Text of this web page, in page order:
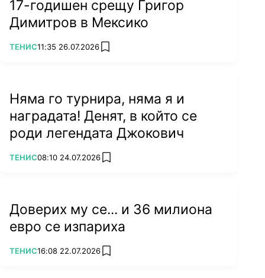
17-годишен срещу Григор
Димитров в Мексико
ПОВЕЧЕ ОТ
ТЕНИС11:35 26.07.2026 add favorites
Няма го турнира, няма я и
наградата! Денят, в който се
роди легендата Джокович
ПОВЕЧЕ ОТ
ТЕНИС08:10 24.07.2026 add favorites
Доверих му се... и 36 милиона
евро се изпариха
ПОВЕЧЕ ОТ
ТЕНИС16:08 22.07.2026 add favorites